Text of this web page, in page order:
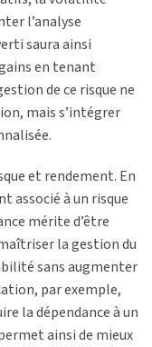
l’analyse
saura ainsi
en tenant
de ce risque ne
mais s’intégrer
et rendement. En
associé à un risque
mérite d’être
la gestion du
sans augmenter
par exemple,
la dépendance à un
ainsi de mieux